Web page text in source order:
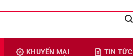
KHUYẾN MẠI TIN TỨC